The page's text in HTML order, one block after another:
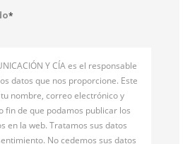
*
Y CÍA es el responsable
datos que nos proporcione. Este
nombre, correo electrónico y
fin de que podamos publicar los
en la web. Tratamos sus datos
No cedemos sus datos